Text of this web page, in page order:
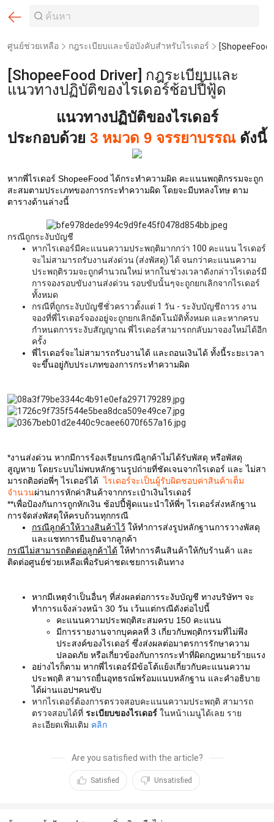
ศูนย์ช่วยเหลือ กฎระเบียบและข้อบังคับสำหรับไรเดอร์
[ShopeeFood Driver] กฎระเบียบและ
แนวทางปฏิบัติของไรเดอร์ช้อปปี้ฟู้ด
แนวทางปฏิบัติของไรเดอร์
ประกอบด้วย 3 หมวด 9 จรรยาบรรณดังนี้
หากพี่ไรเดอร์ ShopeeFood ได้กระทำความผิด คะแนนพฤติกรรมจะถูก
สะสมตามประเภทของการกระทำความผิด โดยจะมีบทลงโทษ ตาม
ตารางด้านล่างนี้
กรณีถูกระงับบัญชี
หากไรเดอร์มีคะแนนความประพฤติมากกว่า 100 คะแนน ไรเดอร์
จะไม่สามารถรับงานส่งด่วน (ส่งพัสดุ) ได้ จนกว่าคะแนนความ
ประพฤติรวมจะถูกคำนวณใหม่ หากในช่วงเวลาดังกล่าวไรเดอร์มี
การจองรอบขับงานส่งด่วน รอบขับนั้นๆจะถูกยกเลิกจากไรเดอร์
ทั้งหมด
กรณีที่ถูกระงับบัญชีชั่วคราวตั้งแต่ 1 วัน - ระงับบัญชีถาวร งาน
จองที่พี่ไรเดอร์จองอยู่จะถูกยกเลิกอัตโนมัติทั้งหมด และหากครบ
กำหนดการระงับสัญญาณ พี่ไรเดอร์สามารถกลับมาจองใหม่ได้อีก
ครั้ง
พี่ไรเดอร์จะไม่สามารถรับงานได้ และถอนเงินได้ ทั้งนี้ระยะเวลา
จะขึ้นอยู่กับประเภทของการกระทำความผิด
*งานส่งด่วน หากมีการร้องเรียนกรณีลูกค้าไม่ได้รับพัสดุ หรือพัสดุ
สูญหาย โดยระบบไม่พบหลักฐานรูปถ่ายที่ชัดเจนจากไรเดอร์ และ ไม่สา
มารถติอต่อพี่ๆ ไรเดอร์ได้ไรเดอร์จะเป็นผู้รับผิดชอบค่าสินค้าเต็ม
จำนวนผ่านการหักค่าสินค้าจากกระเป๋าเงินไรเดอร์
**เพื่อป้องกันการถูกหักเงิน ช้อปปี้ฟู้ดแนะนำให้พี่ๆ ไรเดอร์ส่งหลักฐาน
การจัดส่งพัสดุให้ครบถ้วนทุกกรณี
กรณีลูกค้าให้วางสินค้าไว้ ให้ทำการส่งรูปหลักฐานการวางพัสดุ
และแชทการยืนยันจากลูกค้า
กรณีไม่สามารถติดต่อลูกค้าได้ ให้ทำการคืนสินค้าให้กับร้านค้า และ
ติดต่อศูนย์ช่วยเหลือเพื่อรับค่าชดเชยการเดินทาง
หากมีเหตุจำเป็นอื่นๆ ที่ส่งผลต่อการระงับบัญชี ทางบริษัทฯ จะ
ทำการแจ้งล่วงหน้า 30 วัน เว้นแต่กรณีดังต่อไปนี้
คะแนนความประพฤติสะสมครบ 150 คะแนน
มีการรายงานจากบุคคลที่ 3 เกี่ยวกับพฤติกรรมที่ไม่พึง
ประสงค์ของไรเดอร์ ซึ่งส่งผลต่อมาตรการรักษาความ
ปลอดภัย หรือเกี่ยวข้องกับการกระทำที่ผิดกฎหมายร้ายแรง
อย่างไรก็ตาม หากพี่ไรเดอร์มีข้อโต้แย้งเกี่ยวกับคะแนนความ
ประพฤติ สามารถยื่นอุทธรณ์พร้อมแนบหลักฐาน และคำอธิบาย
ได้ผ่านแอปฯคนขับ
หากไรเดอร์ต้องการตรวจสอบคะแนนความประพฤติ สามารถ
ตรวจสอบได้ที่ ระเบียบของไรเดอร์ ในหน้าเมนูได้เลย ราย
ละเอียดเพิ่มเติม คลิก
Are you satisfied with the article?
Satisfied Unsatisfied